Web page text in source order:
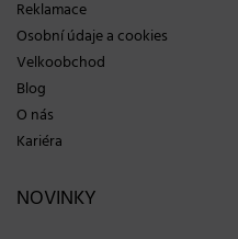
Reklamace
Osobní údaje a cookies
Velkoobchod
Blog
O nás
Kariéra
NOVINKY